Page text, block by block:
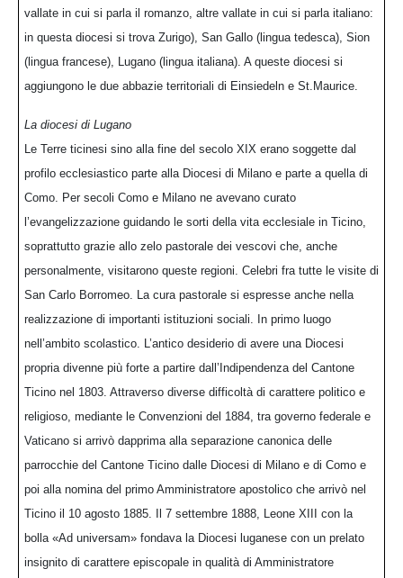
vallate in cui si parla il romanzo, altre vallate in cui si parla italiano:
in questa diocesi si trova Zurigo), San Gallo (lingua tedesca), Sion
(lingua francese), Lugano (lingua italiana). A queste diocesi si
aggiungono le due abbazie territoriali di Einsiedeln e St.Maurice.
La diocesi di Lugano
Le Terre ticinesi sino alla fine del secolo XIX erano soggette dal
profilo ecclesiastico parte alla Diocesi di Milano e parte a quella di
Como. Per secoli Como e Milano ne avevano curato
l’evangelizzazione guidando le sorti della vita ecclesiale in Ticino,
soprattutto grazie allo zelo pastorale dei vescovi che, anche
personalmente, visitarono queste regioni. Celebri fra tutte le visite di
San Carlo Borromeo. La cura pastorale si espresse anche nella
realizzazione di importanti istituzioni sociali. In primo luogo
nell’ambito scolastico. L’antico desiderio di avere una Diocesi
propria divenne più forte a partire dall’Indipendenza del Cantone
Ticino nel 1803. Attraverso diverse difficoltà di carattere politico e
religioso, mediante le Convenzioni del 1884, tra governo federale e
Vaticano si arrivò dapprima alla separazione canonica delle
parrocchie del Cantone Ticino dalle Diocesi di Milano e di Como e
poi alla nomina del primo Amministratore apostolico che arrivò nel
Ticino il 10 agosto 1885. Il 7 settembre 1888, Leone XIII con la
bolla «Ad universam» fondava la Diocesi luganese con un prelato
insignito di carattere episcopale in qualità di Amministratore